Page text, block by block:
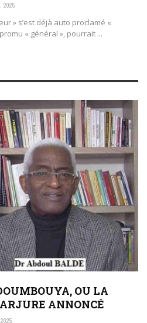
2025
» s’est déjà auto proclamé «
« général », pourrait ...
OU LA
ANNONCÉ